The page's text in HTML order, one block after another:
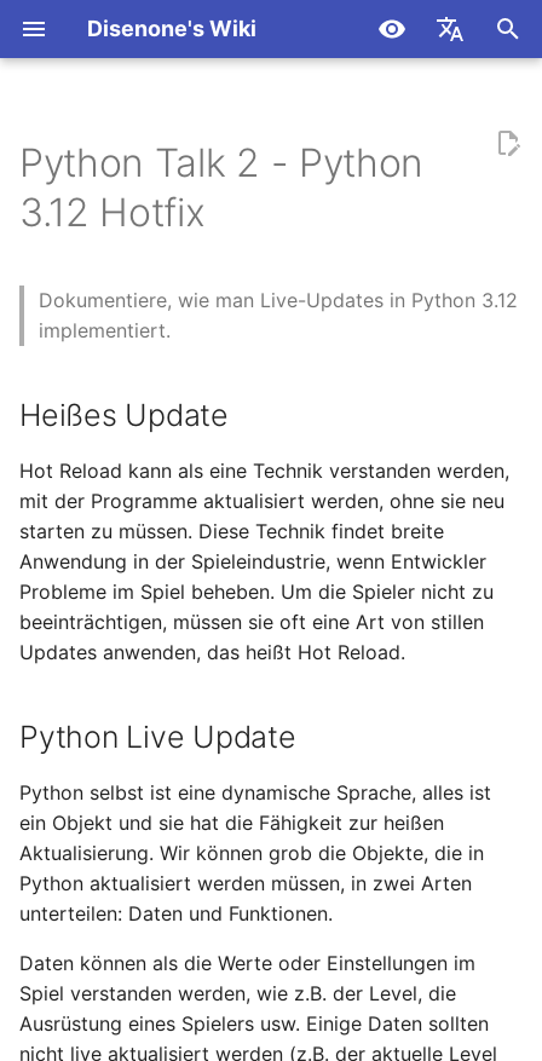
Disenone's Wiki
English
Deutsch
c
h
d
i
i
t
i
s
i
e
t
Zusammenfassung zur
Verarbeitung von
Befehlszeilenparametern in
C/C++
Makroprogrammierung
Schreiben Sie einen
Memory Leak Detector für
Windows.
KCP Quellcode-Analyse
Heißes Update
Python Live Update
Hotfix
Reload
Zusammenfassung
Grundlagen
Spiel AOI Algorithmus
UE
Verwenden von
Plugin-Quellcode hinzu.
UE verwendet eine
Pfadform zur
des Menüs.
UE lokale
einstellen
UE implementiert
Zwischenablage...)
UE.EditorPlus
Documentation
Dokumentation
Unity
Unity Third-Person
(Depth Map) und
Kantenerkennung (Edge
Detection)
Unity implementiert
volumetrische
Lichtstreuung
Light Scattering, Cloud
Intro Dokumentation
Blueprint
Get Started
server)
Ollama
Claude
Gemini
Tool Call
Cllama (llama.cpp)
(veraltet)
C++
Get Started
CllamaServer
Utils
API Reference
Cllama (veraltet)
EditorTool
Get Started
Package
Packen
Changes
Versionsverlauf
Python Talk 2 - Python
3.12 Hotfix
Dokumentiere, wie man Live-Updates in Python 3.12
implementiert.
Heißes Update
Hot Reload kann als eine Technik verstanden werden,
mit der Programme aktualisiert werden, ohne sie neu
starten zu müssen. Diese Technik findet breite
Anwendung in der Spieleindustrie, wenn Entwickler
Probleme im Spiel beheben. Um die Spieler nicht zu
beeinträchtigen, müssen sie oft eine Art von stillen
Updates anwenden, das heißt Hot Reload.
Python Live Update
Python selbst ist eine dynamische Sprache, alles ist
ein Objekt und sie hat die Fähigkeit zur heißen
Aktualisierung. Wir können grob die Objekte, die in
Python aktualisiert werden müssen, in zwei Arten
unterteilen: Daten und Funktionen.
Daten können als die Werte oder Einstellungen im
Spiel verstanden werden, wie z.B. der Level, die
Ausrüstung eines Spielers usw. Einige Daten sollten
nicht live aktualisiert werden (z.B. der aktuelle Level